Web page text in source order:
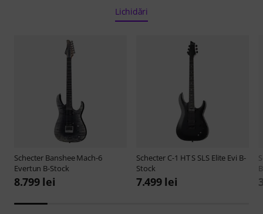
Lichidări
Schecter Banshee Mach-6
Evertun B-Stock
8.799 lei
Schecter C-1 HT S SLS Elite Evi B-
Stock
7.499 lei